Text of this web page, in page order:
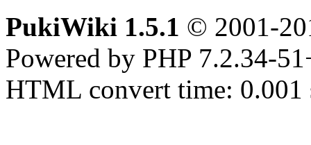
PukiWiki 1.5.1 © 2001-
Powered by PHP 7.2.34-
HTML convert time: 0.001